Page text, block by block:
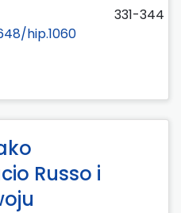
331-344
hip.1060
Russo i